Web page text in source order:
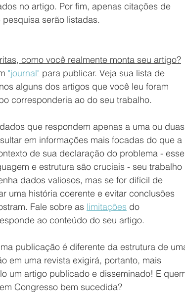
no artigo. Por fim, apenas citações de
serão listadas.
como você realmente monta seu artigo?
"journal" para publicar. Veja sua lista de
alguns dos artigos que você leu foram
corresponderia ao do seu trabalho.
que respondem apenas a uma ou duas
em informações mais focadas do que a
de sua declaração do problema -
e estrutura são cruciais - seu trabalho
dados valiosos, mas se for difícil de
uma história coerente e evitar conclusões
Fale sobre as limitações do
ao conteúdo do seu artigo.
publicação é diferente da estrutura de
em uma revista exigirá, portanto, mais
um artigo publicado e disseminado! E
Congresso bem sucedida?